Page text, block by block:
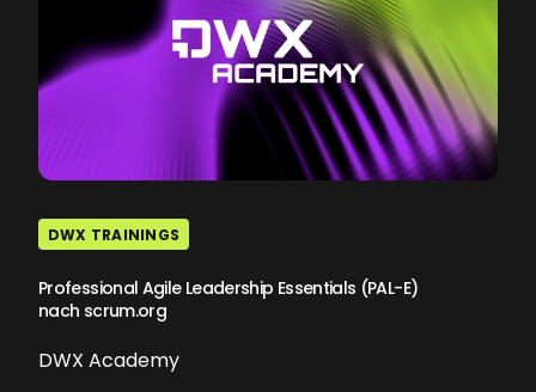
DWX TRAININGS
Professional Agile Leadership Essentials (PAL-E)
nach scrum.org
DWX Academy